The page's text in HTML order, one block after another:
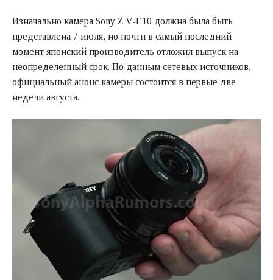
Изначально камера Sony Z V-E10 должна была быть
представлена 7 июля, но почти в самый последний
момент японский производитель отложил выпуск на
неопределенный срок. По данным сетевых источников,
официальный анонс камеры состоится в первые две
недели августа.